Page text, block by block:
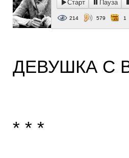
Старт Пауза
214 579 1
ДЕВУШКА С
* * *